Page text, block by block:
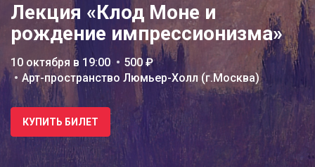
Лекция «Клод Моне и
рождение импрессионизма»
10 октября в 19:00
500 ₽
Арт-пространство Люмьер-Холл (г.Москва)
КУПИТЬ БИЛЕТ